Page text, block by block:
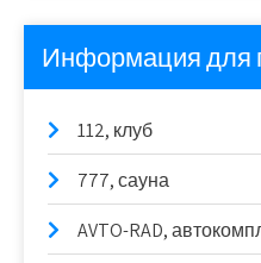
Информация для
112, клуб
777, сауна
AVTO-RAD,